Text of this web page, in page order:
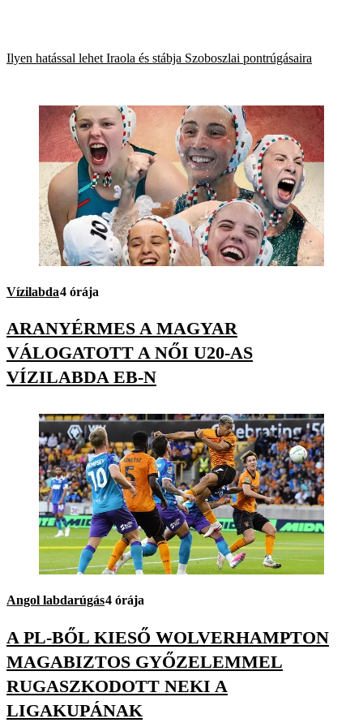
Ilyen hatással lehet Iraola és stábja Szoboszlai pontrúgásaira
Vízilabda4 órája
ARANYÉRMES A MAGYAR
VÁLOGATOTT A NŐI U20-AS
VÍZILABDA EB-N
Angol labdarúgás4 órája
A PL-BŐL KIESŐ WOLVERHAMPTON
MAGABIZTOS GYŐZELEMMEL
RUGASZKODOTT NEKI A
LIGAKUPÁNAK